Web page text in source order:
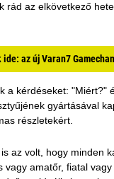
rád az elkövetkező
az új Varan7
a kérdéseket: "Miért?"
gyártásával
részletekért.
az volt, hogy minden
vagy amatőr, fiatal